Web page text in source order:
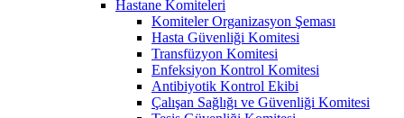
Hastane Komiteleri
Komiteler Organizasyon Şeması
Hasta Güvenliği Komitesi
Transfüzyon Komitesi
Enfeksiyon Kontrol Komitesi
Antibiyotik Kontrol Ekibi
Çalışan Sağlığı ve Güvenliği Komitesi